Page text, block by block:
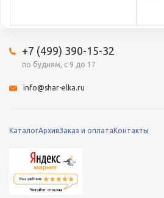
КаталогАрхивЗаказ и оплатаКонтакты
+7 (499) 390-15-32
по будням, с 9 до 17
info@shar-elka.ru